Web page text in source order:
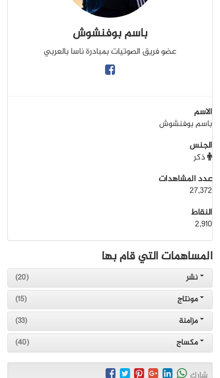
باسم بوفنشوش
عضو فريق الصوتيات بمبادرة ناسا بالعربي
الاسم
باسم بوفنشوش
الجنس
ذكر
عدد المشاهدات
27,372
النقاط
2,910
المساهمات التي قام بها
نشر
(20)
مونتاج
(15)
مزامنة
(33)
مكساج
(40)